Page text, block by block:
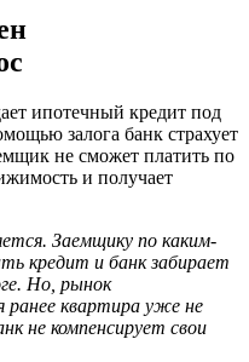
ипотечный кредит под
залога банк страхует
не сможет платить по
и получает
Заемщику по каким-
кредит и банк забирает
Но, рынок
ранее квартира уже не
не компенсирует свои